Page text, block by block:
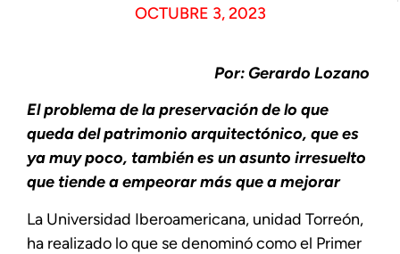
OCTUBRE 3, 2023
Por: Gerardo Lozano
El problema de la preservación de lo que
queda del patrimonio arquitectónico, que es
ya muy poco, también es un asunto irresuelto
que tiende a empeorar más que a mejorar
La Universidad Iberoamericana, unidad Torreón,
ha realizado lo que se denominó como el Primer